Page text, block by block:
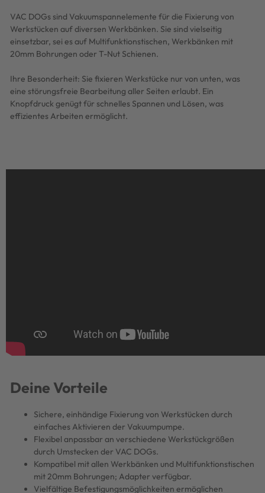
VAC DOGs sind Vakuumspannelemente für die Fixierung von
Werkstücken auf diversen Werkbänken. Sie sind vielseitig
einsetzbar, sei es auf Multifunktionstischen, Werkbänken mit
20mm Bohrungen oder T-Nut Schienen.
Ihre Besonderheit: Sie fixieren Werkstücke nur von unten, was
eine störungsfreie Bearbeitung aller Seiten erlaubt. Ein
Knopfdruck genügt für schnelles Spannen und Lösen, was
effizientes Arbeiten ermöglicht.
Deine Vorteile
Sichere, einhändige Fixierung von Werkstücken durch
einfaches Aktivieren der Vakuumpumpe.
Flexibel anpassbar an verschiedene Werkstückgrößen
durch Umstecken der VAC DOGs.
Kompatibel mit allen Werkbänken und Multifunktionstischen
mit 20mm Bohrungen; Adapter verfügbar.
Vielfältige Befestigungsmöglichkeiten ermöglichen